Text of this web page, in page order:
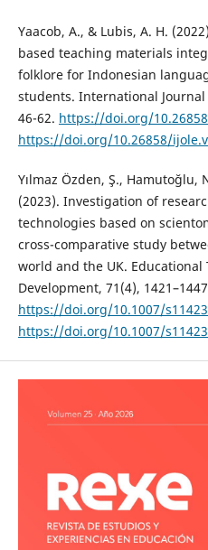
Yaacob, A., & Lubis, A. H.
based teaching materials
folklore for Indonesian
students. International
46-62. https://doi.org/
https://doi.org/10.26858/
Yılmaz Özden, Ş., Hamutoğlu,
(2023). Investigation of
technologies based on
cross-comparative study
world and the UK. Educational
Development, 71(4),
https://doi.org/10.1007/
https://doi.org/10.1007/